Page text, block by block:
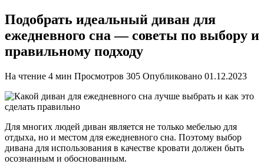
Подобрать идеальный диван для
ежедневного сна — советы по выбору и
правильному подходу
На чтение 4 мин Просмотров 305 Опубликовано 01.12.2023
Для многих людей диван является не только мебелью для
отдыха, но и местом для ежедневного сна. Поэтому выбор
дивана для использования в качестве кровати должен быть
осознанным и обоснованным.